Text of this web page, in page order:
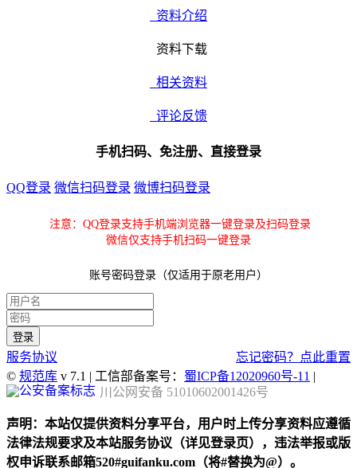
资料介绍
资料下载
相关资料
评论反馈
手机扫码、免注册、直接登录
QQ登录 微信扫码登录 微博扫码登录
注意：QQ登录支持手机端浏览器一键登录及扫码登录
微信仅支持手机扫码一键登录
账号密码登录（仅适用于原老用户）
服务协议
忘记密码？点此重置
© 规范库 v 7.1 | 工信部备案号： 蜀ICP备12020960号-11 |
川公网安备 51010602001426号
声明：本站仅提供资料分享平台，用户时上传分享资料应遵循
法律法规要求及本站服务协议（详见登录页），违法举报或版
权申诉联系邮箱520#guifanku.com（将#替换为@）。